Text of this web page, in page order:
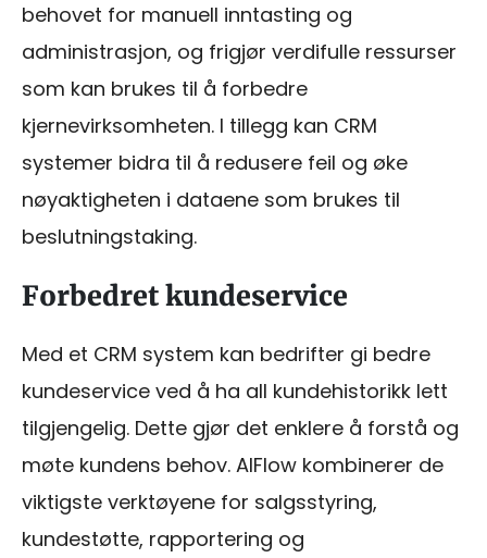
behovet for manuell inntasting og
administrasjon, og frigjør verdifulle ressurser
som kan brukes til å forbedre
kjernevirksomheten. I tillegg kan CRM
systemer bidra til å redusere feil og øke
nøyaktigheten i dataene som brukes til
beslutningstaking.
Forbedret kundeservice
Med et CRM system kan bedrifter gi bedre
kundeservice ved å ha all kundehistorikk lett
tilgjengelig. Dette gjør det enklere å forstå og
møte kundens behov. AIFlow kombinerer de
viktigste verktøyene for salgsstyring,
kundestøtte, rapportering og